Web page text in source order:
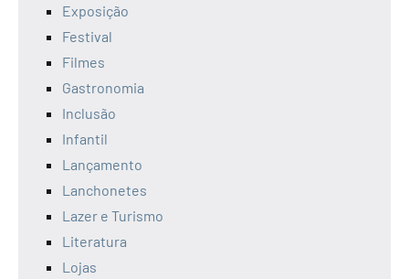
Exposição
Festival
Filmes
Gastronomia
Inclusão
Infantil
Lançamento
Lanchonetes
Lazer e Turismo
Literatura
Lojas